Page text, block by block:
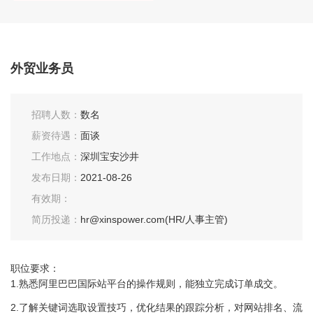
外贸业务员
招聘人数： 数名
薪资待遇： 面谈
工作地点： 深圳宝安沙井
发布日期： 2021-08-26
有效期：
简历投递： hr@xinspower.com(HR/人事主管)
职位要求：
1.熟悉阿里巴巴国际站平台的操作规则，能独立完成订单成交。
2.了解关键词选取设置技巧，优化结果的跟踪分析，对网站排名、流